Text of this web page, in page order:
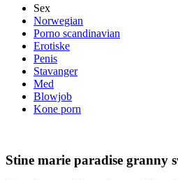
Sex
Norwegian
Porno scandinavian
Erotiske
Penis
Stavanger
Med
Blowjob
Kone porn
Stine marie paradise granny